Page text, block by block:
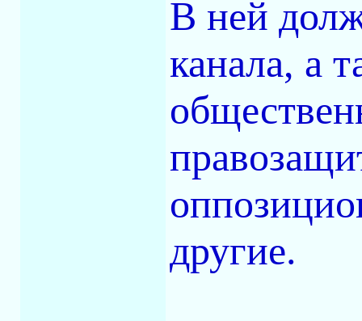
В ней
канала, а
другие.